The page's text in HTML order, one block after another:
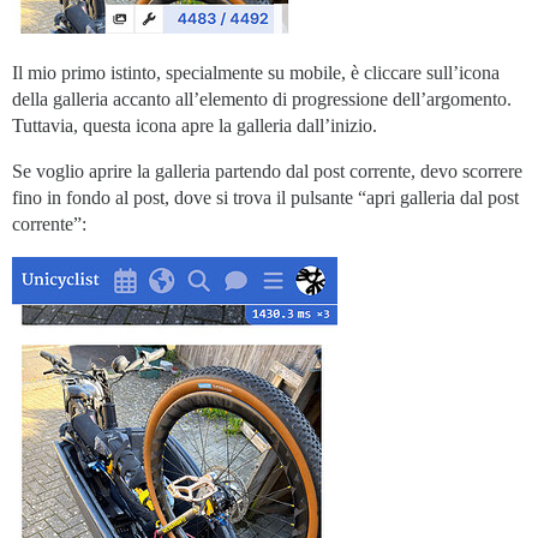
Il mio primo istinto, specialmente su mobile, è cliccare sull’icona
della galleria accanto all’elemento di progressione dell’argomento.
Tuttavia, questa icona apre la galleria dall’inizio.
Se voglio aprire la galleria partendo dal post corrente, devo scorrere
fino in fondo al post, dove si trova il pulsante “apri galleria dal post
corrente”: